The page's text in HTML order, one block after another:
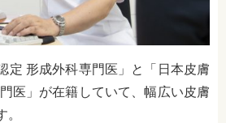
定 形成外科専門医」と「日本皮膚
医」が在籍していて、幅広い皮膚